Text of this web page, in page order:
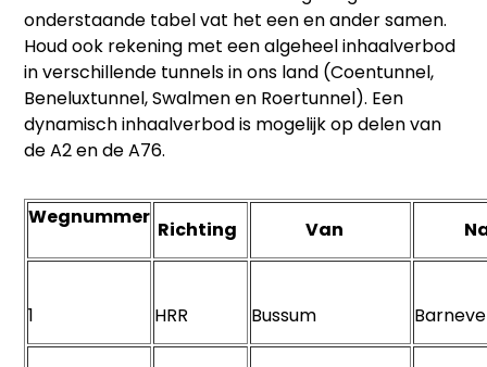
onderstaande tabel vat het een en ander samen.
Houd ook rekening met een algeheel inhaalverbod
in verschillende tunnels in ons land (Coentunnel,
Beneluxtunnel, Swalmen en Roertunnel). Een
dynamisch inhaalverbod is mogelijk op delen van
de A2 en de A76.
Wegnummer
Richting Van
1 HRR Bussum